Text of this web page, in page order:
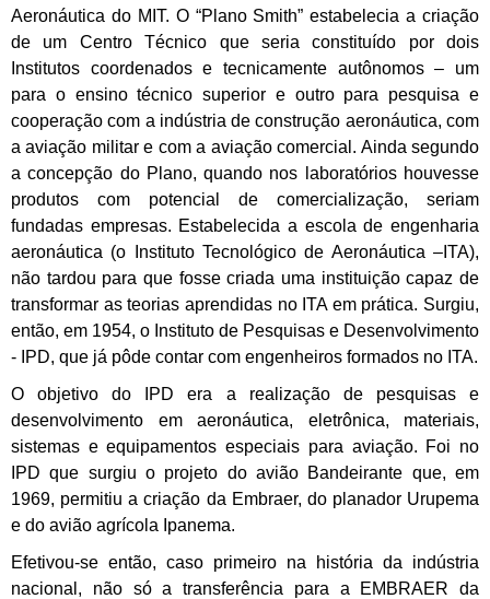
Aeronáutica do MIT. O “Plano Smith” estabelecia a criação
de um Centro Técnico que seria constituído por dois
Institutos coordenados e tecnicamente autônomos – um
para o ensino técnico superior e outro para pesquisa e
cooperação com a indústria de construção aeronáutica, com
a aviação militar e com a aviação comercial. Ainda segundo
a concepção do Plano, quando nos laboratórios houvesse
produtos com potencial de comercialização, seriam
fundadas empresas. Estabelecida a escola de engenharia
aeronáutica (o Instituto Tecnológico de Aeronáutica –ITA),
não tardou para que fosse criada uma instituição capaz de
transformar as teorias aprendidas no ITA em prática. Surgiu,
então, em 1954, o Instituto de Pesquisas e Desenvolvimento
- IPD, que já pôde contar com engenheiros formados no ITA.
O objetivo do IPD era a realização de pesquisas e
desenvolvimento em aeronáutica, eletrônica, materiais,
sistemas e equipamentos especiais para aviação. Foi no
IPD que surgiu o projeto do avião Bandeirante que, em
1969, permitiu a criação da Embraer, do planador Urupema
e do avião agrícola Ipanema.
Efetivou-se então, caso primeiro na história da indústria
nacional, não só a transferência para a EMBRAER da